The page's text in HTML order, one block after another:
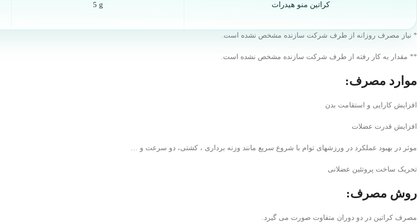
کراتین منو هیدرات 5 g
* نیاز مصرف روزانه از طرف شرکت سازنده مشخص نشده است.
** مقدار به کار رفته از طرف شرکت سازنده مشخص نشده است.
موارد مصرف:
افزايش کارایی و استقامت بدن
افزایش قدرت عضلات
موثر در بهبود عملکرد در ورزشهای توام با شروع سریع مانند وزنه برداری ، کشتی، دو سرعت و …
تحریک ساخت پروتئین عضلانی
روش مصرف:
مصرف کراتين در دو دوران متفاوت صورت می گيرد.